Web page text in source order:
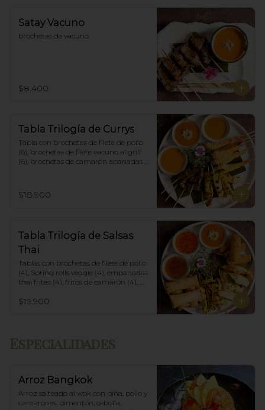
Satay Vacuno
brochetas de vacuno
$8.400
Tabla Trilogía de Currys
Tabla con brochetas de filete de pollo
(6), brochetas de filete vacuno al grill
(6), brochetas de camarón apanadas
amarillo.
$18.900
Tabla Trilogía de Salsas
Thai
Tablas con brochetas de filete de pollo
(4), Spring rolls veggie (4), empanadas
thai fritas (4), fritos de camarón (4),
Salsa de Maní y Soja spicy.
$19.900
Arroz Bangkok
Arroz salteado al wok con piña, pollo y
camarones, pimentón, cebolla,